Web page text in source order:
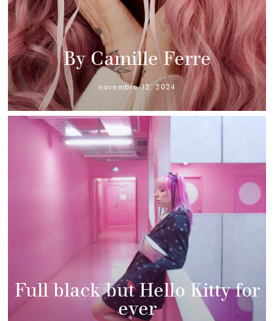
By Camille Ferre
novembre 12, 2024
Full black but Hello Kitty for
ever